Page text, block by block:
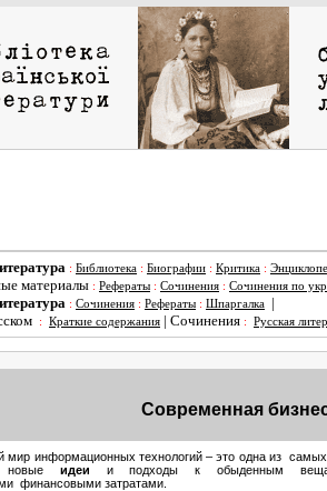
: Библиотека : Биографии : Критика :
материалы : Рефераты : Сочинения : Сочинения по
: Сочинения : Рефераты : Шпаргалка
|
: Краткие содержания | Сочинения : Русская
Современная
мир информационных технологий – это одна из
новыеидеи и подходы к обыденным
финансовыми затратами.